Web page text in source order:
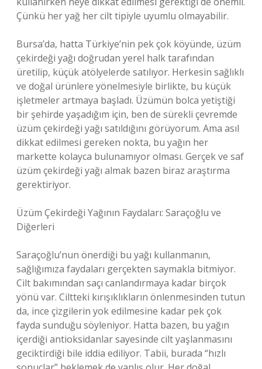
Çünkü her yağ her cilt tipiyle uyumlu olmayabilir.
Bursa’da, hatta Türkiye’nin pek çok köyünde, üzüm
çekirdeği yağı doğrudan yerel halk tarafından
üretilip, küçük atölyelerde satılıyor. Herkesin sağlıklı
ve doğal ürünlere yönelmesiyle birlikte, bu küçük
işletmeler artmaya başladı. Üzümün bolca yetiştiği
bir şehirde yaşadığım için, ben de sürekli çevremde
üzüm çekirdeği yağı satıldığını görüyorum. Ama asıl
dikkat edilmesi gereken nokta, bu yağın her
markette kolayca bulunamıyor olması. Gerçek ve saf
üzüm çekirdeği yağı almak bazen biraz araştırma
gerektiriyor.
Üzüm Çekirdeği Yağının Faydaları: Saraçoğlu ve
Diğerleri
Saraçoğlu’nun önerdiği bu yağı kullanmanın,
sağlığımıza faydaları gerçekten saymakla bitmiyor.
Cilt bakımından saçı canlandırmaya kadar birçok
yönü var. Ciltteki kırışıklıkların önlenmesinden tutun
da, ince çizgilerin yok edilmesine kadar pek çok
fayda sunduğu söyleniyor. Hatta bazen, bu yağın
içerdiği antioksidanlar sayesinde cilt yaşlanmasını
geciktirdiği bile iddia ediliyor. Tabii, burada “hızlı